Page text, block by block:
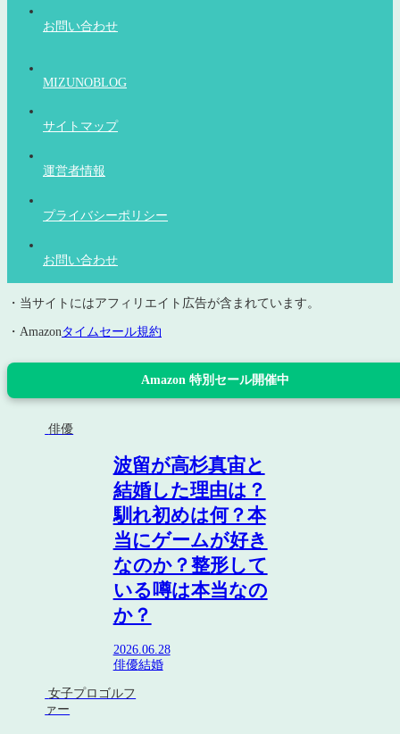
お問い合わせ
MIZUNOBLOG
サイトマップ
運営者情報
プライバシーポリシー
お問い合わせ
・当サイトにはアフィリエイト広告が含まれています。
・Amazon タイムセール規約
Amazon 特別セール開催中
俳優
波留が高杉真宙と
結婚した理由は？
馴れ初めは何？本
当にゲームが好き
なのか？整形して
いる噂は本当なの
か？
2026.06.28
俳優結婚
女子プロゴルフ
ァー